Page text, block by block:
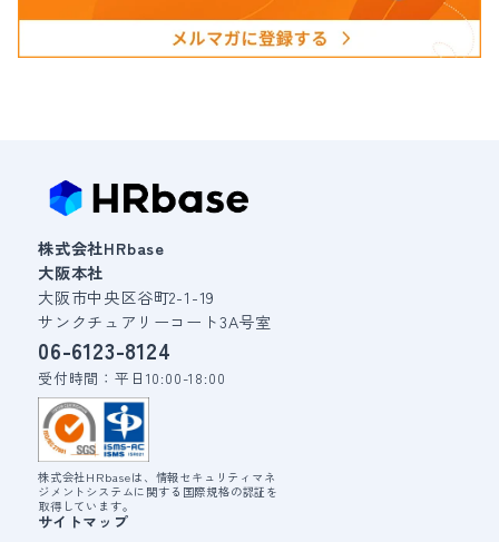
株式会社HRbase
大阪本社
大阪市中央区谷町2-1-19
サンクチュアリーコート3A号室
06-6123-8124
受付時間：平日10:00-18:00
株式会社HRbaseは、情報セキュリティマネ
ジメントシステムに関する国際規格の認証を
取得しています。
サイトマップ